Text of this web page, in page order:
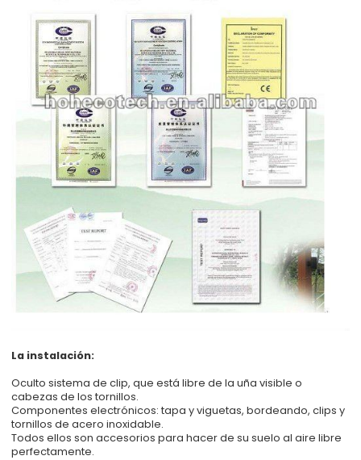
La instalación:
Oculto sistema de clip, que está libre de la uña visible o
cabezas de los tornillos.
Componentes electrónicos: tapa y viguetas, bordeando, clips y
tornillos de acero inoxidable.
Todos ellos son accesorios para hacer de su suelo al aire libre
perfectamente.